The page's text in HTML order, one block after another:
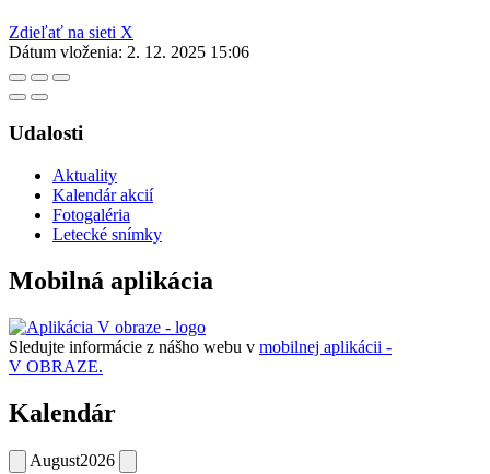
Zdieľať na sieti X
Dátum vloženia: 2. 12. 2025 15:06
Udalosti
Aktuality
Kalendár akcií
Fotogaléria
Letecké snímky
Mobilná aplikácia
Sledujte informácie z nášho webu v mobilnej aplikácii -
V OBRAZE.
Kalendár
August2026